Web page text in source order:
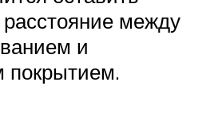
между
и
покрытием.